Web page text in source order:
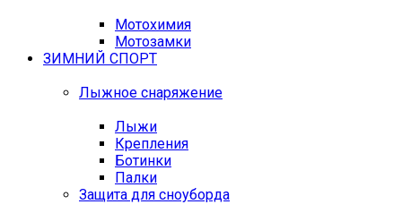
Мотохимия
Мотозамки
ЗИМНИЙ СПОРТ
Лыжное снаряжение
Лыжи
Крепления
Ботинки
Палки
Защита для сноуборда